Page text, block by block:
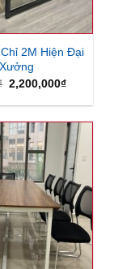
2M Hiện Đại
Giá
là:
2,200,000₫Giá
tại
2,200,000₫.